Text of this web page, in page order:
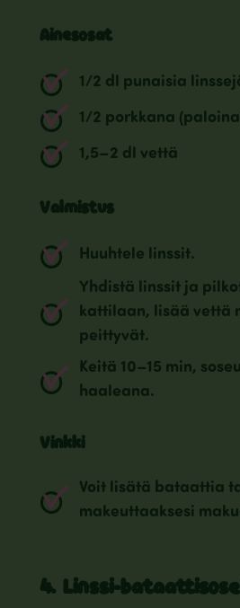
Ainesosat
1/2 dl punaisia
1/2 porkkana
1,5–2 dl vettä
Valmistus
Huuhtele linssit.
Yhdistä linssit ja
kattilaan, lisää vettä
peittyvät.
Keitä 10–15 min,
haaleana.
Vinkki
Voit lisätä bataattia
makeuttaaksesi
4. Linssi-